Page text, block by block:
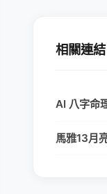
相關連結
AI 八字命
馬雅13月